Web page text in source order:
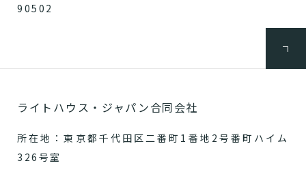
90502
ライトハウス・ジャパン合同会社
所在地：東京都千代田区二番町1番地2号番町ハイム
326号室